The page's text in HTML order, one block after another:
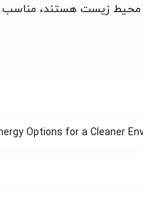
محیط زیست هستند،
Options for a Cleaner